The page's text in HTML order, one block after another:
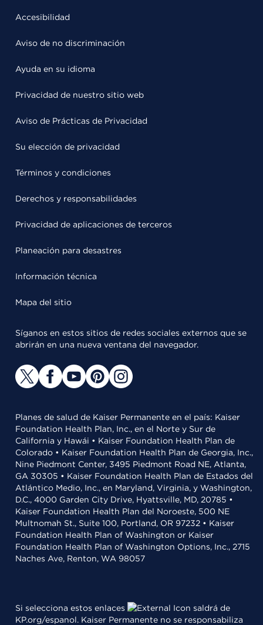
Accesibilidad
Aviso de no discriminación
Ayuda en su idioma
Privacidad de nuestro sitio web
Aviso de Prácticas de Privacidad
Su elección de privacidad
Términos y condiciones
Derechos y responsabilidades
Privacidad de aplicaciones de terceros
Planeación para desastres
Información técnica
Mapa del sitio
Síganos en estos sitios de redes sociales externos que se
abrirán en una nueva ventana del navegador.
Planes de salud de Kaiser Permanente en el país: Kaiser
Foundation Health Plan, Inc., en el Norte y Sur de
California y Hawái • Kaiser Foundation Health Plan de
Colorado • Kaiser Foundation Health Plan de Georgia, Inc.,
Nine Piedmont Center, 3495 Piedmont Road NE, Atlanta,
GA 30305 • Kaiser Foundation Health Plan de Estados del
Atlántico Medio, Inc., en Maryland, Virginia, y Washington,
D.C., 4000 Garden City Drive, Hyattsville, MD, 20785 •
Kaiser Foundation Health Plan del Noroeste, 500 NE
Multnomah St., Suite 100, Portland, OR 97232 • Kaiser
Foundation Health Plan of Washington or Kaiser
Foundation Health Plan of Washington Options, Inc., 2715
Naches Ave, Renton, WA 98057
Si selecciona estos enlaces
saldrá de
KP.org/espanol. Kaiser Permanente no se responsabiliza